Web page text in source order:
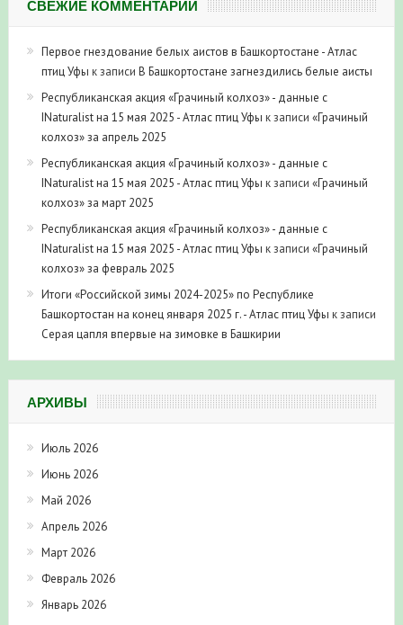
СВЕЖИЕ КОММЕНТАРИИ
Первое гнездование белых аистов в Башкортостане - Атлас
птиц Уфы к записи В Башкортостане загнездились белые аисты
Республиканская акция «Грачиный колхоз» - данные с
INaturalist на 15 мая 2025 - Атлас птиц Уфы к записи «Грачиный
колхоз» за апрель 2025
Республиканская акция «Грачиный колхоз» - данные с
INaturalist на 15 мая 2025 - Атлас птиц Уфы к записи «Грачиный
колхоз» за март 2025
Республиканская акция «Грачиный колхоз» - данные с
INaturalist на 15 мая 2025 - Атлас птиц Уфы к записи «Грачиный
колхоз» за февраль 2025
Итоги «Российской зимы 2024-2025» по Республике
Башкортостан на конец января 2025 г. - Атлас птиц Уфы к записи
Серая цапля впервые на зимовке в Башкирии
АРХИВЫ
Июль 2026
Июнь 2026
Май 2026
Апрель 2026
Март 2026
Февраль 2026
Январь 2026